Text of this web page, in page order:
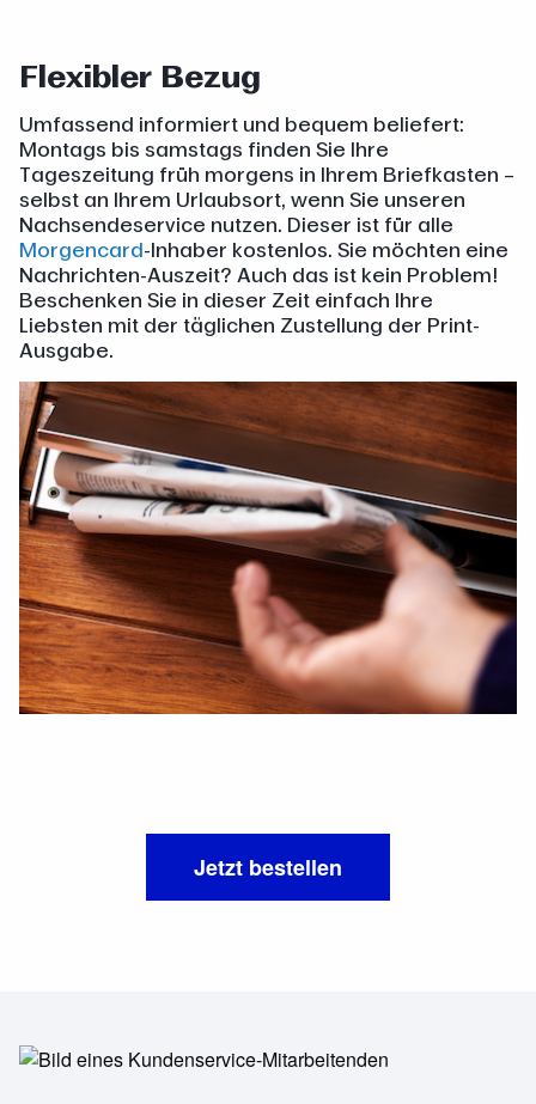
Flexibler Bezug
Umfassend informiert und bequem beliefert:
Montags bis samstags finden Sie Ihre
Tageszeitung früh morgens in Ihrem Briefkasten –
selbst an Ihrem Urlaubsort, wenn Sie unseren
Nachsendeservice nutzen. Dieser ist für alle
Morgencard-Inhaber kostenlos. Sie möchten eine
Nachrichten-Auszeit? Auch das ist kein Problem!
Beschenken Sie in dieser Zeit einfach Ihre
Liebsten mit der täglichen Zustellung der Print-
Ausgabe.
Jetzt bestellen